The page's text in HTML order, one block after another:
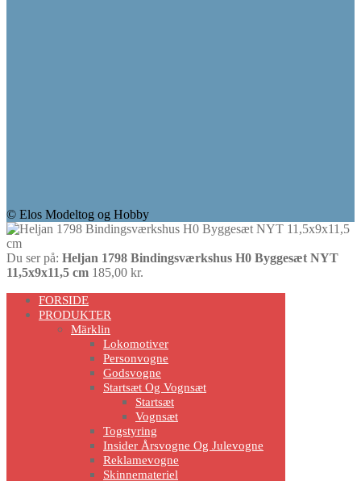
© Elos Modeltog og Hobby
Du ser på: Heljan 1798 Bindingsværkshus H0 Byggesæt NYT
11,5x9x11,5 cm 185,00 kr.
Scroll
Up
FORSIDE
PRODUKTER
Märklin
Lokomotiver
Personvogne
Godsvogne
Startsæt Og Vognsæt
Startsæt
Vognsæt
Togstyring
Insider Årsvogne Og Julevogne
Reklamevogne
Skinnemateriel